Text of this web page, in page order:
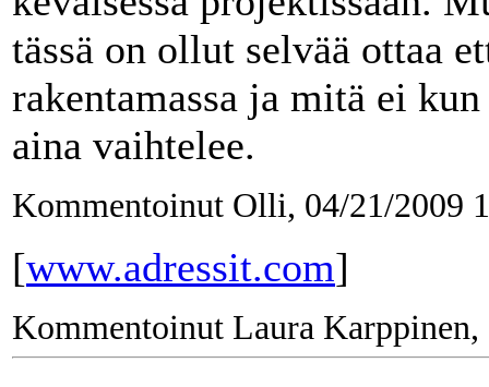
tässä on ollut selvää ottaa
rakentamassa ja mitä ei
aina vaihtelee.
Kommentoinut Olli, 04/21/2009
[www.adressit.com]
Kommentoinut Laura